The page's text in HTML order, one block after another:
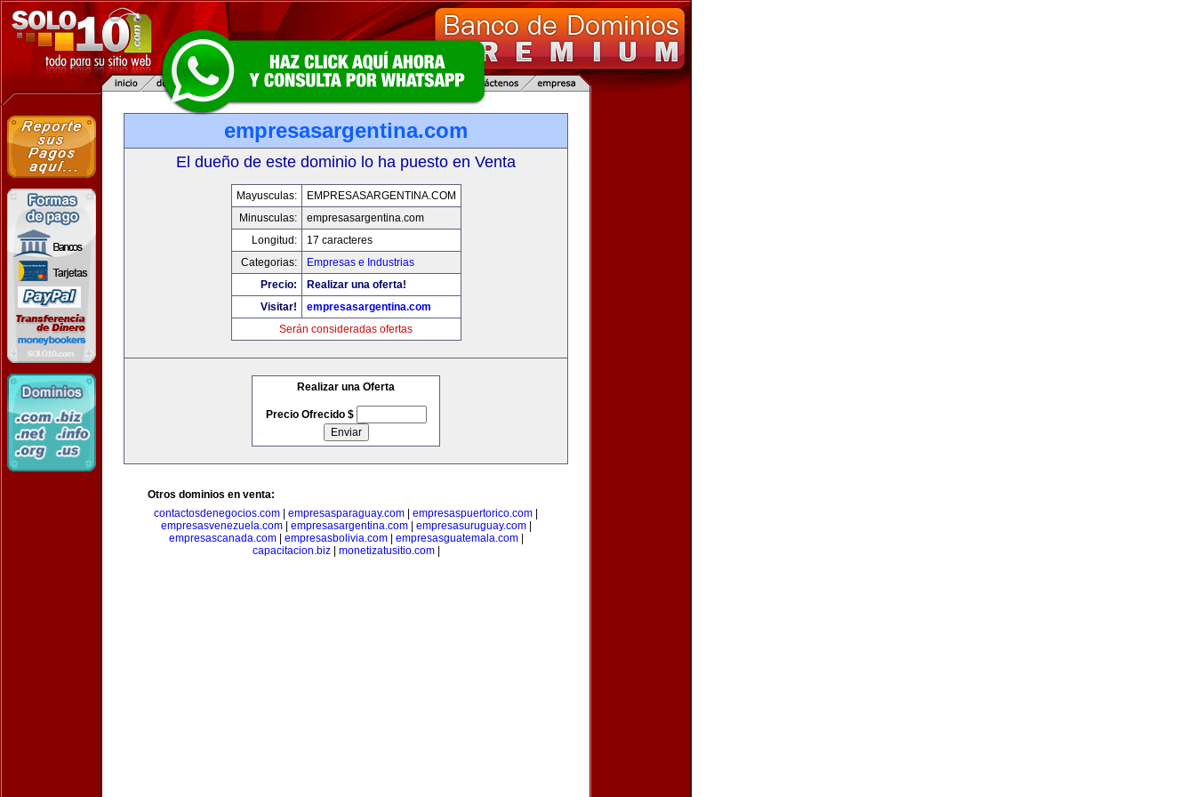
empresasargentina.com
El dueño de este dominio lo ha puesto en Venta
Mayusculas:
EMPRESASARGENTINA.COM
Minusculas:
empresasargentina.com
Longitud:
17 caracteres
Categorias:
Empresas e Industrias
Precio:
Realizar una oferta!
Visitar!
empresasargentina.com
Serán consideradas ofertas
Realizar una Oferta
Precio Ofrecido $
Otros dominios en venta:
contactosdenegocios.com
empresasparaguay.com empresaspuertorico.com
empresasvenezuela.com| empresasargentina.com| empresasuruguay.com|
empresascanada.com| empresasbolivia.com| empresasguatemala.com|
capacitacion.biz| monetizatusitio.com|